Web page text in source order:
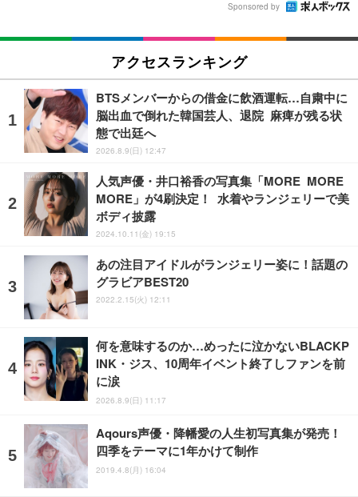
Sponsored by
アクセスランキング
BTSメンバーからの借金に飲酒運転…自粛中に
脳出血で倒れた韓国芸人、退院 麻痺が残る状
態で出廷へ
2026.8.9(日) 12:47
人気声優・井口裕香の写真集「MORE MORE
MORE」が4刷決定！ 水着やランジェリーで美
ボディ披露
2024.10.11(金) 19:15
あの注目アイドルがランジェリー姿に！話題の
グラビアBEST20
2022.2.15(火) 12:11
何を意味するのか…めったに泣かないBLACKP
INK・ジス、10周年イベント終了しファンを前
に涙
2026.8.9(日) 11:17
Aqours声優・降幡愛の人生初写真集が発売！
四季をテーマに1年かけて制作
2019.4.8(月) 16:04